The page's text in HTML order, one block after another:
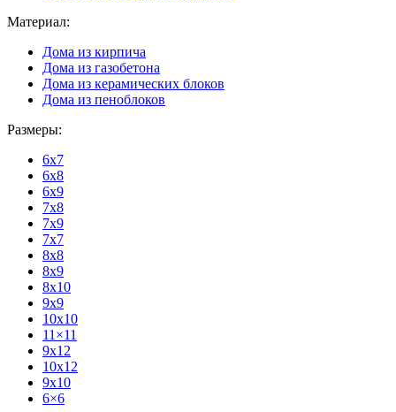
Материал:
Дома из кирпича
Дома из газобетона
Дома из керамических блоков
Дома из пеноблоков
Размеры:
6x7
6x8
6x9
7x8
7x9
7x7
8x8
8x9
8x10
9x9
10x10
11×11
9x12
10x12
9x10
6×6